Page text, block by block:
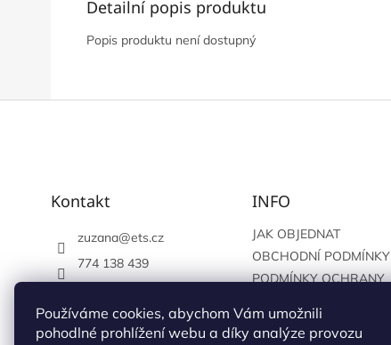
Používáme cookies, abychom Vám umožnili
pohodlné prohlížení webu a díky analýze provozu
Detailní popis produktu
Popis produktu není dostupný
Kontakt
zuzana@ets.cz
774 138 439
om/etsprague
INFO
JAK OBJEDNAT
OBCHODNÍ PODMÍNKY
PODMÍNKY OCHRANY